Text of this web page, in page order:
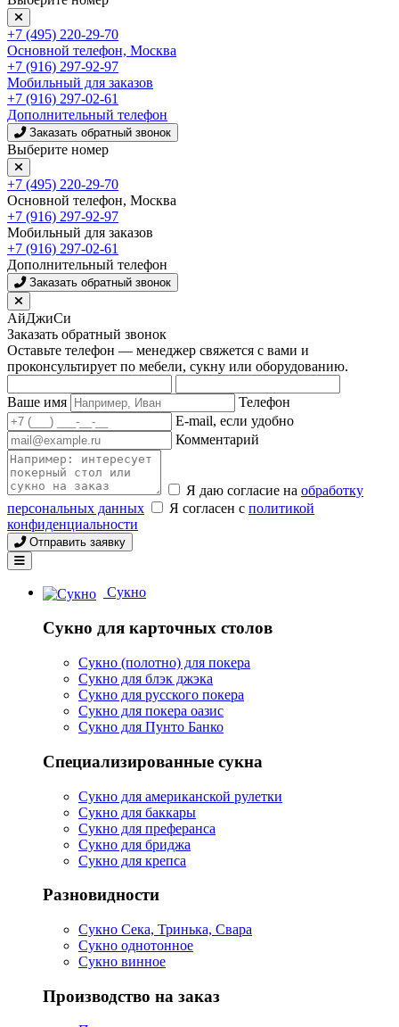
+7 (495) 220-29-70
Основной телефон, Москва
+7 (916) 297-92-97
Мобильный для заказов
+7 (916) 297-02-61
Дополнительный телефон
Заказать обратный звонок
Выберите номер
+7 (495) 220-29-70
Основной телефон, Москва
+7 (916) 297-92-97
Мобильный для заказов
+7 (916) 297-02-61
Дополнительный телефон
Заказать обратный звонок
АйДжиСи
Заказать обратный звонок
Оставьте телефон — менеджер свяжется с вами и
проконсультирует по мебели, сукну или оборудованию.
Ваше имя
Телефон
E-mail, если удобно
Комментарий
Я даю согласие на обработку
персональных данных
Я согласен с политикой
конфиденциальности
Отправить заявку
Сукно
Сукно для карточных столов
Сукно (полотно) для покера
Сукно для блэк джэка
Сукно для русского покера
Сукно для покера оазис
Сукно для Пунто Банко
Специализированные сукна
Сукно для американской рулетки
Сукно для баккары
Сукно для преферанса
Сукно для бриджа
Сукно для крепса
Разновидности
Сукно Сека, Тринька, Свара
Сукно однотонное
Сукно винное
Производство на заказ